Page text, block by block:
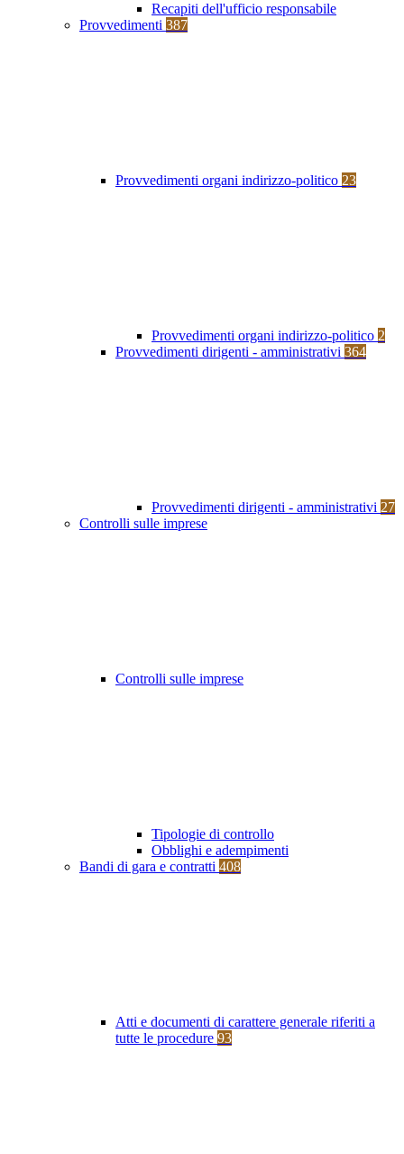
Recapiti dell'ufficio responsabile
Provvedimenti 387
Provvedimenti organi indirizzo-politico 23
Provvedimenti organi indirizzo-politico 2
Provvedimenti dirigenti - amministrativi 364
Provvedimenti dirigenti - amministrativi 27
Controlli sulle imprese
Controlli sulle imprese
Tipologie di controllo
Obblighi e adempimenti
Bandi di gara e contratti 408
Atti e documenti di carattere generale riferiti a
tutte le procedure 93